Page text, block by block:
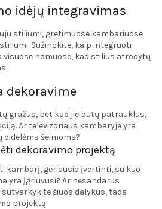
idėjų integravimas
stiliumi, gretimuose kambariuose
Sužinokite, kaip integruoti
visuose namuose, kad stilius atrodytų
dekoravime
gražūs, bet kad jie būtų patrauklūs,
Ar televizoriaus kambaryje yra
didelėms šeimoms?
dekoravimo projektą
kambarį, geriausia įvertinti, su kuo
yra įgriuvusi? Ar nesandarus
šiuos dalykus, tada
projektą.